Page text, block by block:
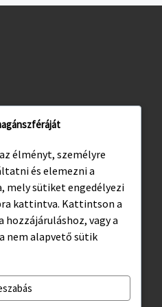
élményt, személyre
és elemezni a
mely sütiket engedélyezi
kattintva. Kattintson a
hozzájáruláshoz, vagy a
nem alapvető sütik